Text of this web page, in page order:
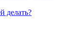
делать?